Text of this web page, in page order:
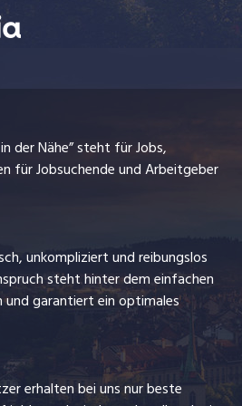
der Nähe” steht für Jobs,
für Jobsuchende und Arbeitgeber
unkompliziert und reibungslos
steht hinter dem einfachen
und garantiert ein optimales
erhalten bei uns nur beste